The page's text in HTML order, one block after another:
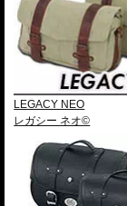
LEGACY NEO
レガシー ネオ©